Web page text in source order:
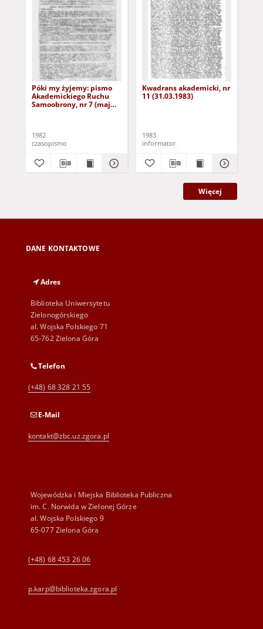
Póki my żyjemy: pismo
Akademickiego Ruchu
Samoobrony, nr 7 (maj
1982
czasopismo
Kwadrans akademicki, nr
11 (31.03.1983)
1983
informator
Więcej
DANE KONTAKTOWE
Adres
Biblioteka Uniwersytetu
Zielonogórskiego
al. Wojska Polskiego 71
65-762 Zielona Góra
Telefon
(+48) 68 328 21 55
E-Mail
kontakt@zbc.uz.zgora.pl
Wojewódzka i Miejska Biblioteka Publiczna
im. C. Norwida w Zielonej Górze
al. Wojska Polskiego 9
65-077 Zielona Góra
(+48) 68 453 26 06
p.karp@biblioteka.zgora.pl